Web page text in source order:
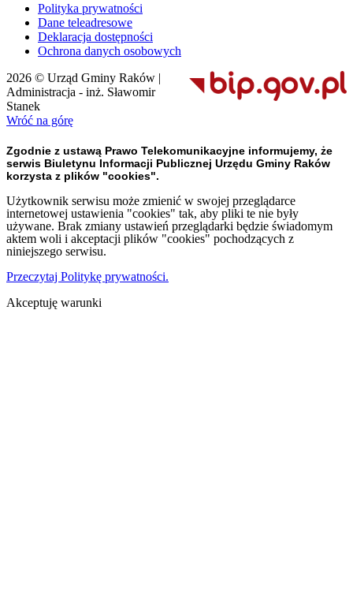
Polityka prywatności
Dane teleadresowe
Deklaracja dostępności
Ochrona danych osobowych
2026 © Urząd Gminy Raków |
Administracja - inż. Sławomir
Stanek
Wróć na górę
Zgodnie z ustawą Prawo Telekomunikacyjne informujemy, że
serwis Biuletynu Informacji Publicznej Urzędu Gminy Raków
korzysta z plików "cookies".
Użytkownik serwisu może zmienić w swojej przeglądarce
internetowej ustawienia "cookies" tak, aby pliki te nie były
używane. Brak zmiany ustawień przeglądarki będzie świadomym
aktem woli i akceptacji plików "cookies" pochodzących z
niniejszego serwisu.
Przeczytaj Politykę prywatności.
Akceptuję warunki